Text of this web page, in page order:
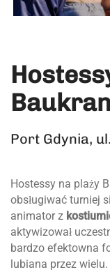
Port Gdynia,
Hostessy na plaży
obsługiwać turniej
animator z
aktywizował
bardzo efektowna
lubiana przez